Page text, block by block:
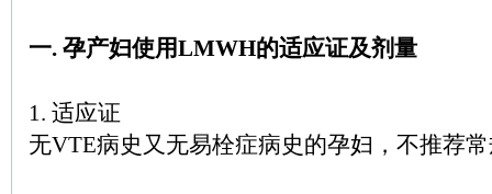
一. 孕产妇使用LMWH的适应证及剂量
1. 适应证
无VTE病史又无易栓症病史的孕妇，不推荐